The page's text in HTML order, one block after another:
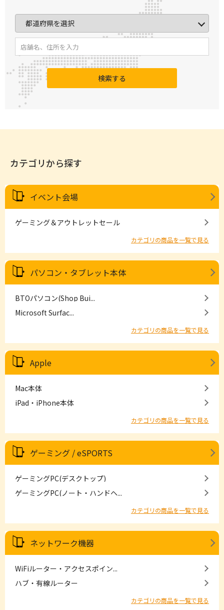
検索する
カテゴリから探す
イベント会場
ゲーミング＆アウトレットセール
カテゴリの商品を一覧で見る
パソコン・タブレット本体
BTOパソコン(Shop Bui...
Microsoft Surfac...
カテゴリの商品を一覧で見る
Apple
Mac本体
iPad・iPhone本体
カテゴリの商品を一覧で見る
ゲーミング / eSPORTS
ゲーミングPC(デスクトップ)
ゲーミングPC(ノート・ハンドヘ...
カテゴリの商品を一覧で見る
ネットワーク機器
WiFiルーター・アクセスポイン...
ハブ・有線ルーター
カテゴリの商品を一覧で見る